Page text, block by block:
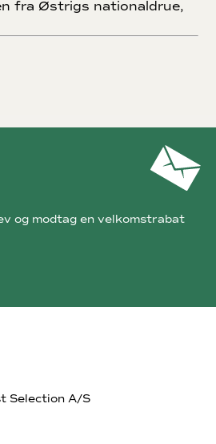
fra Østrigs nationaldrue,
Selection A/S
og modtag en velkomstrabat